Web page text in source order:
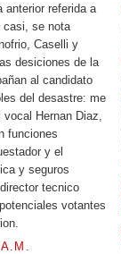
referida a
casi, se nota
Caselli y
desiciones de la
al candidato
del desastre: me
Hernan Diaz,
funciones
y el
y seguros
tecnico
votantes